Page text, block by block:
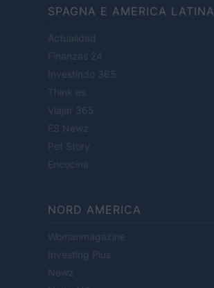
SPAGNA E AMERICA LATINA
Actualidad
Finanzas 24
Investindo 365
Think.es
Viajar 365
ES Newz
Pet Story
Encocina
NORD AMERICA
Womanmagazine
Investing Plus
Newz